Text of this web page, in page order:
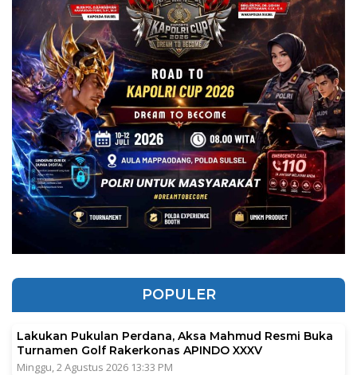
POPULER
Lakukan Pukulan Perdana, Aksa Mahmud Resmi Buka
Turnamen Golf Rakerkonas APINDO XXXV
Minggu, 2 Agustus 2026 13:33 PM